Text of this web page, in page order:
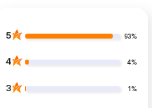
5 93%
4 4%
3 1%